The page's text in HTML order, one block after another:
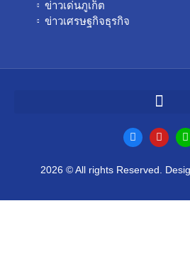
ข่าวเด่นภูเก็ต
ข่าวเศรษฐกิจธุรกิจ
2026 © All rights Reserved.